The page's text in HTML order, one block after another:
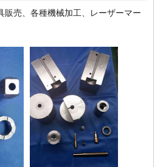
販売、各種機械加工、レーザーマー